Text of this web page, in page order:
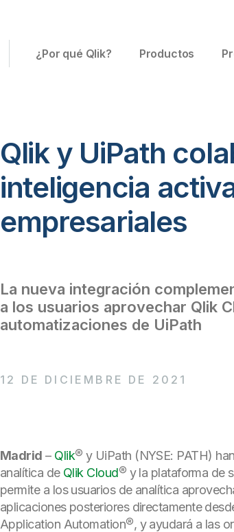
¿Por qué Qlik? Productos
Qlik y UiPath
inteligencia
empresariales
La nueva integración
a los usuarios aprovechar Qlik
automatizaciones de UiPath
12 DE DICIEMBRE DE 2021
Madrid – Qlik® y UiPath (NYSE: PATH)
analítica de Qlik Cloud® y la plataforma de
permite a los usuarios de analítica
aplicaciones posteriores directamente
Application Automation®, y ayudará a las